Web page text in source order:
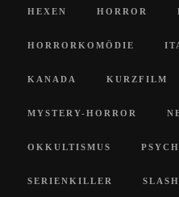
HEXEN HORROR
HORRORKOMÖDIE
KANADA KURZFILM
MYSTERY-HORROR
OKKULTISMUS
SERIENKILLER